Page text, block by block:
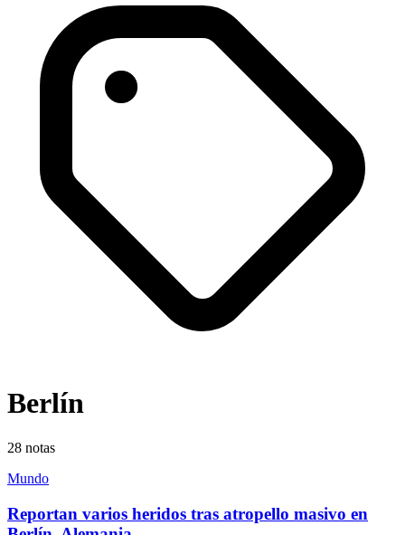
Berlín
28 notas
Mundo
Reportan varios heridos tras atropello masivo en